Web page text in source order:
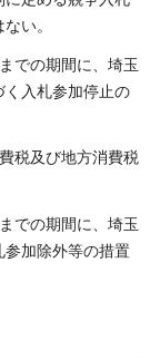
い。
での期間に、埼玉
く入札参加停止の
税及び地方消費税
での期間に、埼玉
参加除外等の措置